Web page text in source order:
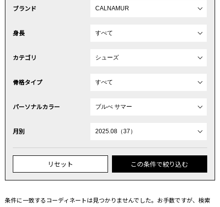
ブランド
身長
カテゴリ
骨格タイプ
パーソナルカラー
月別
リセット この条件で絞り込む
条件に一致するコーディネートは見つかりませんでした。お手数ですが、検索